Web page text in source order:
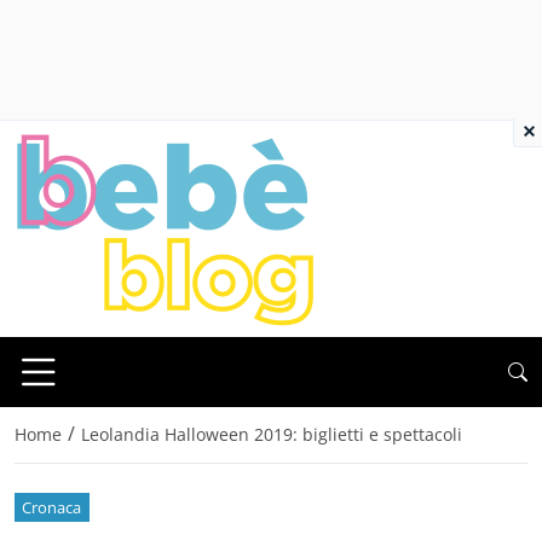
Home / Leolandia Halloween 2019: biglietti e spettacoli
Cronaca
×